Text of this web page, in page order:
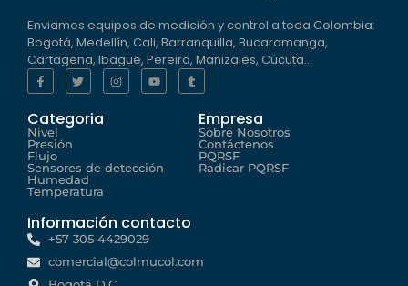
Enviamos equipos de medición y control a toda Colombia:
Bogotá, Medellín, Cali, Barranquilla, Bucaramanga,
Cartagena, Ibagué, Pereira, Manizales, Cúcuta…
Categoria
Nivel
Presión
Flujo
Sensores de detección
Humedad
Temperatura
Empresa
Sobre Nosotros
Contáctenos
PQRSF
Radicar PQRSF
Información contacto
+57 305 4429029
comercial@colmucol.com